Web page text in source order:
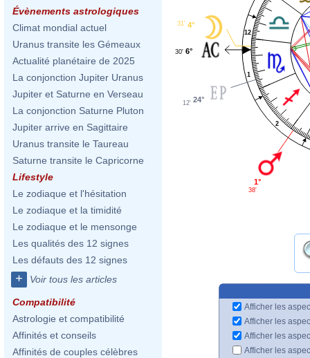
Évènements astrologiques
Climat mondial actuel
Uranus transite les Gémeaux
Actualité planétaire de 2025
La conjonction Jupiter Uranus
Jupiter et Saturne en Verseau
La conjonction Saturne Pluton
Jupiter arrive en Sagittaire
Uranus transite le Taureau
Saturne transite le Capricorne
Lifestyle
Le zodiaque et l'hésitation
Le zodiaque et la timidité
Le zodiaque et le mensonge
Les qualités des 12 signes
Les défauts des 12 signes
+ Voir tous les articles
Compatibilité
Astrologie et compatibilité
Affinités et conseils
Affinités de couples célèbres
1
2
12
4°
31'
6°
30'
24°
12'
1°
38'
Afficher les
Afficher les
Afficher les
Afficher les